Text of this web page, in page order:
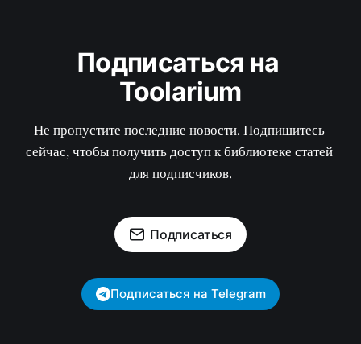
Подписаться на
Toolarium
Не пропустите последние новости. Подпишитесь
сейчас, чтобы получить доступ к библиотеке статей
для подписчиков.
Подписаться
Подписаться на Telegram